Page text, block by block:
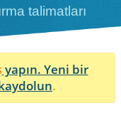
talimatları
yapın. Yeni bir
.